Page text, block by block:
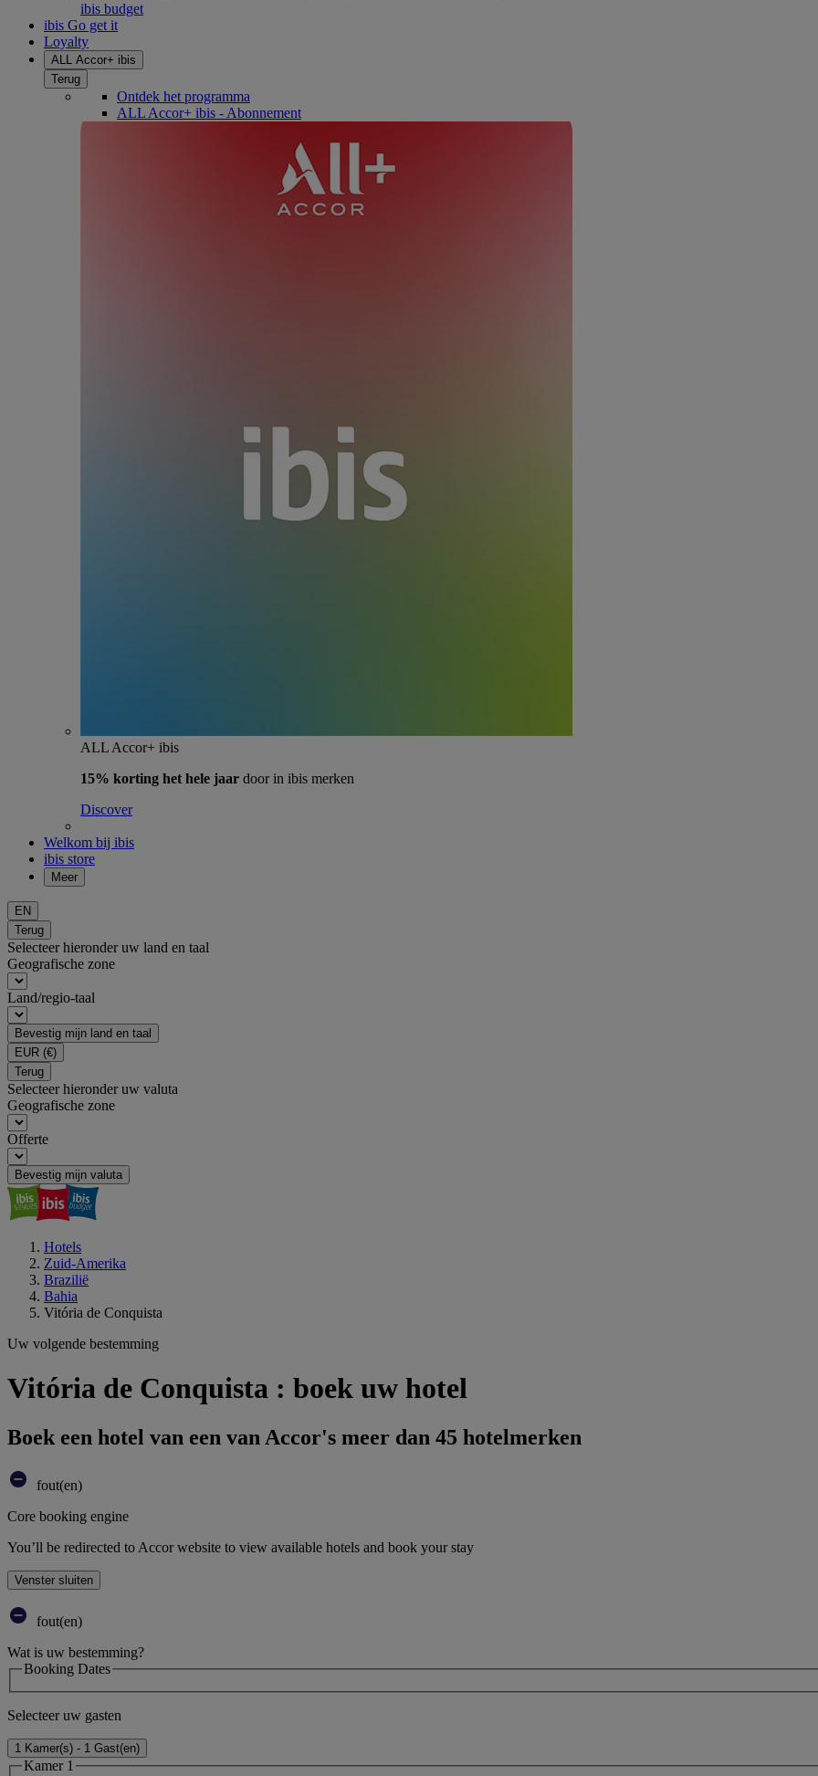
ibis budget
ibis Go get it
Loyalty
ALL Accor+ ibis
Terug
Ontdek het programma
ALL Accor+ ibis - Abonnement
ALL Accor+ ibis
15% korting het hele jaar door in ibis merken
Discover
Welkom bij ibis
ibis store
Meer
EN
Terug
Selecteer hieronder uw land en taal
Geografische zone
Land/regio-taal
Bevestig mijn land en taal
EUR (€)
Terug
Selecteer hieronder uw valuta
Geografische zone
Offerte
Bevestig mijn valuta
Hotels
Zuid-Amerika
Brazilië
Bahia
Vitória de Conquista
Uw volgende bestemming
Vitória de Conquista : boek uw hotel
Boek een hotel van een van Accor's meer dan 45 hotelmerken
fout(en)
Core booking engine
You’ll be redirected to Accor website to view available hotels and book your stay
Venster sluiten
fout(en)
Wat is uw bestemming?
Booking Dates
Selecteer uw gasten
1 Kamer(s) - 1 Gast(en)
Kamer 1